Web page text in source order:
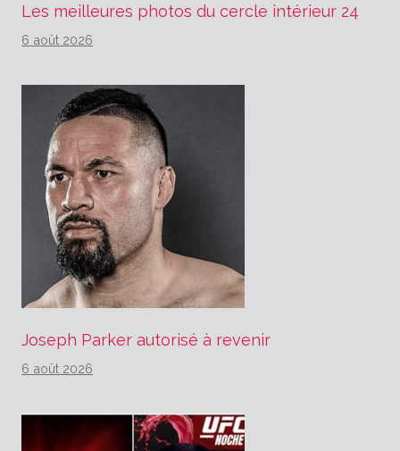
Les meilleures photos du cercle intérieur 24
6 août 2026
Joseph Parker autorisé à revenir
6 août 2026